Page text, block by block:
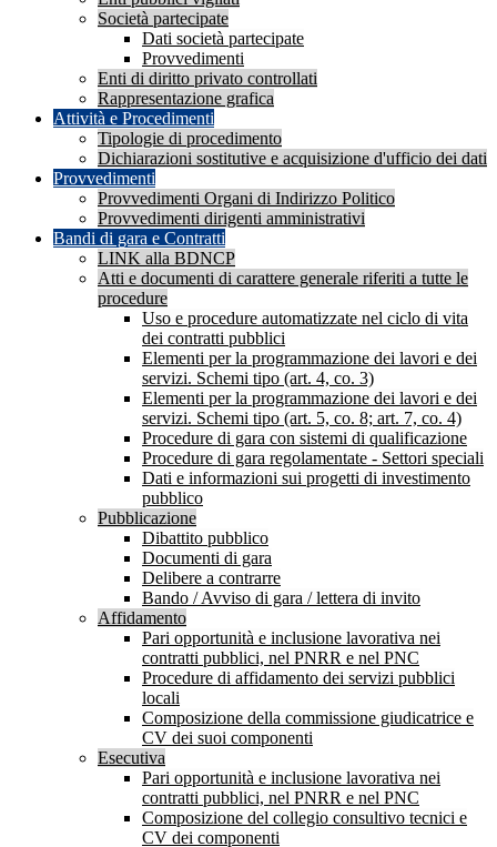
Società partecipate
Dati società partecipate
Provvedimenti
Enti di diritto privato controllati
Rappresentazione grafica
Attività e Procedimenti
Tipologie di procedimento
Dichiarazioni sostitutive e acquisizione d'ufficio dei dati
Provvedimenti
Provvedimenti Organi di Indirizzo Politico
Provvedimenti dirigenti amministrativi
Bandi di gara e Contratti
LINK alla BDNCP
Atti e documenti di carattere generale riferiti a tutte le
procedure
Uso e procedure automatizzate nel ciclo di vita
dei contratti pubblici
Elementi per la programmazione dei lavori e dei
servizi. Schemi tipo (art. 4, co. 3)
Elementi per la programmazione dei lavori e dei
servizi. Schemi tipo (art. 5, co. 8; art. 7, co. 4)
Procedure di gara con sistemi di qualificazione
Procedure di gara regolamentate - Settori speciali
Dati e informazioni sui progetti di investimento
pubblico
Pubblicazione
Dibattito pubblico
Documenti di gara
Delibere a contrarre
Bando / Avviso di gara / lettera di invito
Affidamento
Pari opportunità e inclusione lavorativa nei
contratti pubblici, nel PNRR e nel PNC
Procedure di affidamento dei servizi pubblici
locali
Composizione della commissione giudicatrice e
CV dei suoi componenti
Esecutiva
Pari opportunità e inclusione lavorativa nei
contratti pubblici, nel PNRR e nel PNC
Composizione del collegio consultivo tecnici e
CV dei componenti